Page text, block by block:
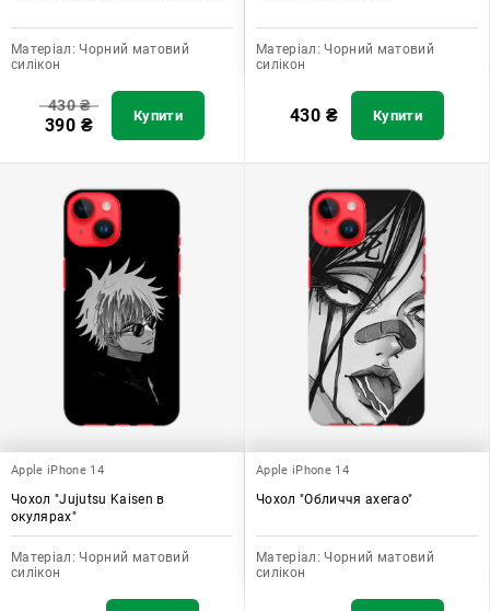
Матеріал: Чорний матовий
силікон
430₴
390 ₴ Купити
Матеріал: Чорний матовий
силікон
430 ₴ Купити
Apple iPhone 14
Чохол "Jujutsu Kaisen в
окулярах"
Матеріал: Чорний матовий
силікон
Apple iPhone 14
Чохол "Обличчя ахегао"
Матеріал: Чорний матовий
силікон